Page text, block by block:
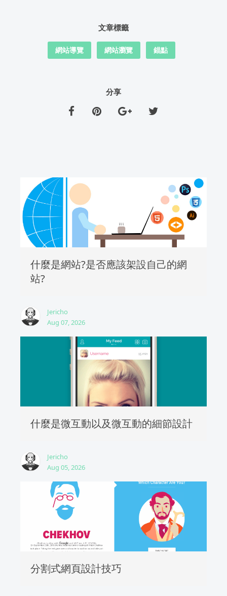
文章標籤
網站導覽 網站瀏覽 錨點
分享
什麼是網站?是否應該架設自己的網
站?
Jericho
Aug 07, 2026
什麼是微互動以及微互動的細節設計
Jericho
Aug 05, 2026
分割式網頁設計技巧